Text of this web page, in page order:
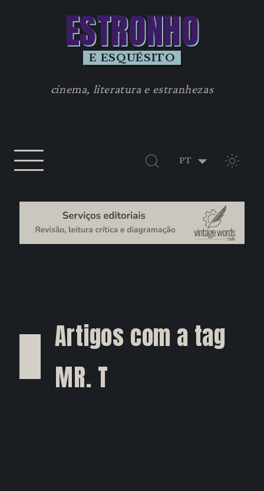
ESTRONHO
E ESQUÉSITO
cinema, literatura e estranhezas
TEMA
Artigos com a tag
MR. T